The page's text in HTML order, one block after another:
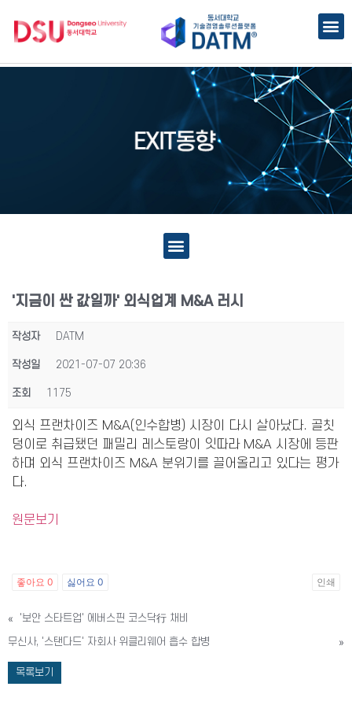
'지금이 싼 값일까' 외식업계 M&A 러시
작성자 DATM
작성일 2021-07-07 20:36
조회 1175
외식 프랜차이즈 M&A(인수합병) 시장이 다시 살아났다. 골칫
덩이로 취급됐던 패밀리 레스토랑이 잇따라 M&A 시장에 등판
하며 외식 프랜차이즈 M&A 분위기를 끌어올리고 있다는 평가
다.
원문보기
좋아요 0 싫어요 0 인쇄
«
'보안 스타트업' 에버스핀 코스닥行 채비
무신사, '스탠다드' 자회사 위클리웨어 흡수 합병
»
목록보기